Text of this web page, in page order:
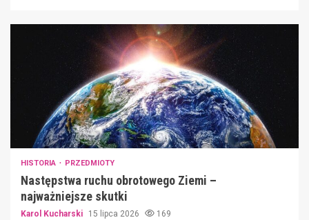
HISTORIA PRZEDMIOTY
Następstwa ruchu obrotowego Ziemi –
najważniejsze skutki
Karol Kucharski 15 lipca 2026 169